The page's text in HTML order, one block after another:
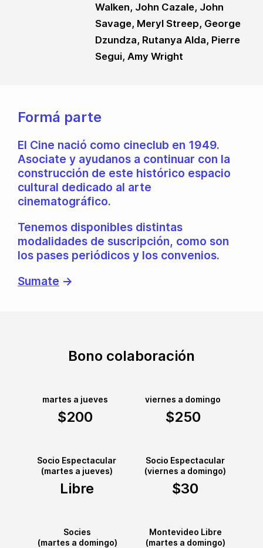
Walken, John Cazale, John
Savage, Meryl Streep, George
Dzundza, Rutanya Alda, Pierre
Segui, Amy Wright
Formá parte
El Cine nació como cineclub en 1949.
Asociate y ayudanos a continuar con la
construcción de este histórico espacio
cultural dedicado al arte
cinematográfico.
Tenemos disponibles distintas
modalidades de suscripción, como son
los pases periódicos y los convenios.
Sumate →
Bono colaboración
martes a jueves
$200
viernes a domingo
$250
Socio Espectacular
(martes a jueves)
Libre
Socio Espectacular
(viernes a domingo)
$30
Socies
(martes a domingo)
Montevideo Libre
(martes a domingo)